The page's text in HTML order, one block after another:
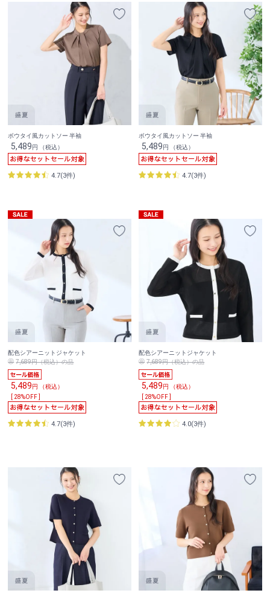
ボウタイ風カットソー 半袖
5,489円 （税込）
4.7(3件)
ボウタイ風カットソー 半袖
5,489円 （税込）
4.7(3件)
配色シアーニットジャケット
7,689円（税込）の品
5,489円 （税込）
[ 28%OFF ]
4.7(3件)
配色シアーニットジャケット
7,689円（税込）の品
5,489円 （税込）
[ 28%OFF ]
4.0(3件)